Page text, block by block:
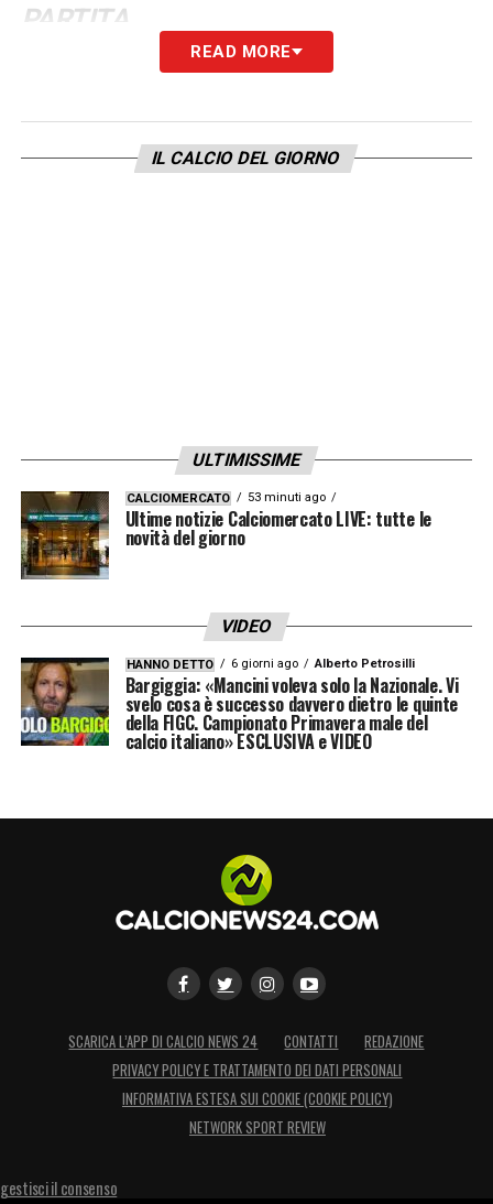
PARTITA
READ MORE
IL CALCIO DEL GIORNO
ULTIMISSIME
CALCIOMERCATO 53 minuti ago
Ultime notizie Calciomercato LIVE: tutte le
novità del giorno
VIDEO
HANNO DETTO 6 giorni ago Alberto Petrosilli
Bargiggia: «Mancini voleva solo la Nazionale. Vi
svelo cosa è successo davvero dietro le quinte
della FIGC. Campionato Primavera male del
calcio italiano» ESCLUSIVA e VIDEO
SCARICA L’APP DI CALCIO NEWS 24 CONTATTI
REDAZIONE
PRIVACY POLICY E TRATTAMENTO DEI DATI PERSONALI
INFORMATIVA ESTESA SUI COOKIE (COOKIE POLICY)
NETWORK SPORT REVIEW
gestisci il consenso